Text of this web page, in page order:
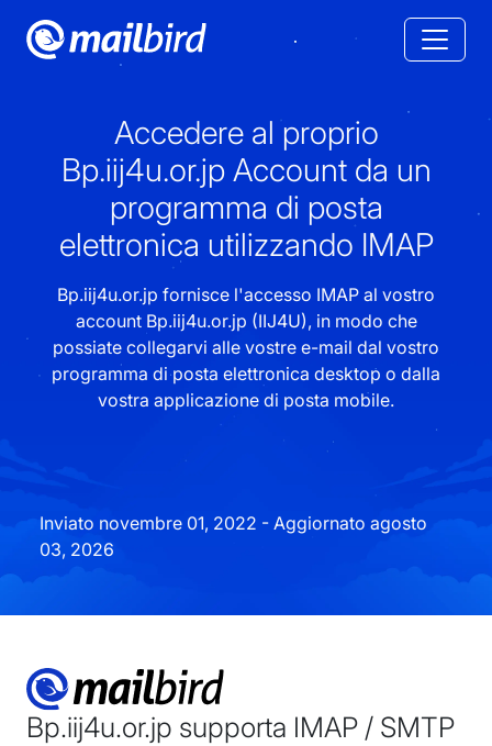
Accedere al proprio
Bp.iij4u.or.jp Account da un
programma di posta
elettronica utilizzando IMAP
Bp.iij4u.or.jp fornisce l'accesso IMAP al vostro
account Bp.iij4u.or.jp (IIJ4U), in modo che
possiate collegarvi alle vostre e-mail dal vostro
programma di posta elettronica desktop o dalla
vostra applicazione di posta mobile.
Inviato novembre 01, 2022 - Aggiornato agosto
03, 2026
Bp.iij4u.or.jp supporta IMAP / SMTP